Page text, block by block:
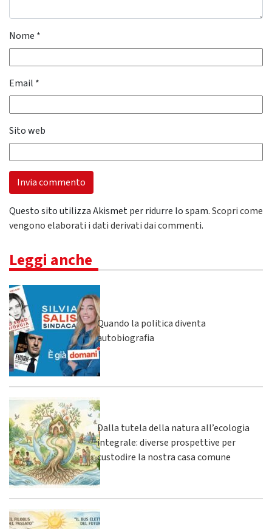
Nome *
Email *
Sito web
Questo sito utilizza Akismet per ridurre lo spam.Scopri come
vengono elaborati i dati derivati dai commenti.
Leggi anche
Quando la politica diventa
autobiografia
Dalla tutela della natura all’ecologia
integrale: diverse prospettive per
custodire la nostra casa comune